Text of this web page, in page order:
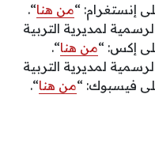
إنستغرام: “من هنا“.
لمديرية التربية
إكس: “من هنا“.
لمديرية التربية
فيسبوك: “من هنا“.